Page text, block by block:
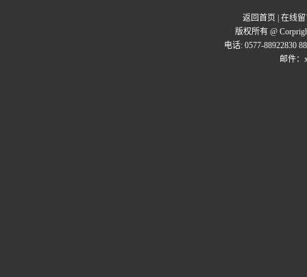
返回首页
在线
版权所有 @
电话: 0577-88922830
邮件：